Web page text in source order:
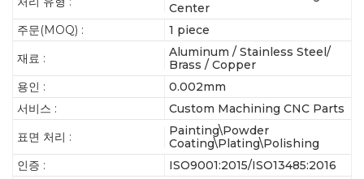
Center
주문(MOQ) :
1 piece
재료 :
Aluminum / Stainless Steel/
Brass / Copper
용인 :
0.002mm
서비스 :
Custom Machining CNC Parts
표면 처리 :
Painting\Powder
Coating\Plating\Polishing
인증 :
ISO9001:2015/ISO13485:2016